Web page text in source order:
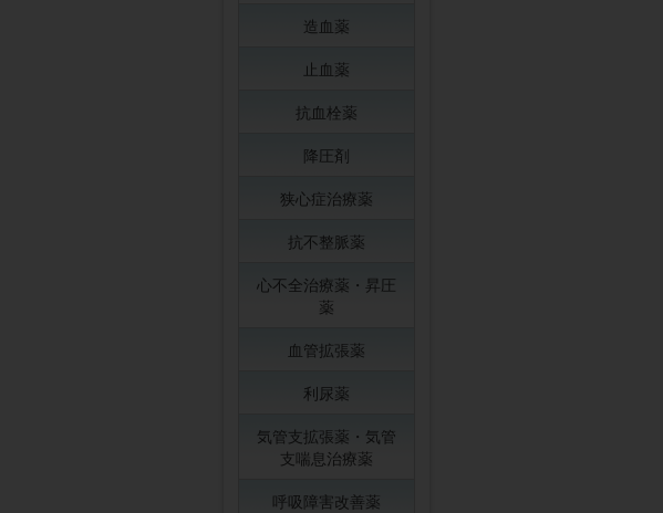
造血薬
止血薬
抗血栓薬
降圧剤
狭心症治療薬
抗不整脈薬
心不全治療薬・昇圧
薬
血管拡張薬
利尿薬
気管支拡張薬・気管
支喘息治療薬
呼吸障害改善薬